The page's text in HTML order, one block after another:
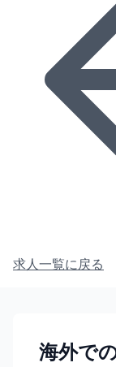
求人一覧に戻る
海外で